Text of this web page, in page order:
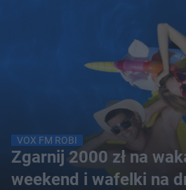
VOX FM ROBI
Zgarnij 2000 zł na
weekend i wafelki na